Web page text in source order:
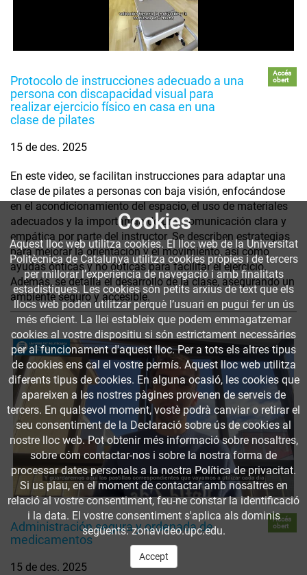
Protocolo de instrucciones adecuado a una
persona con discapacidad visual para
realizar ejercicio físico en casa en una
clase de pilates
Accés
obert
15 de des. 2025
En este video, se facilitan instrucciones para adaptar una
clase de pilates a personas con baja visión, enfocándose
en el acondicionamiento del espacio, el uso de materiales
adecuados y la importancia de una comunicación clara y
empática por parte del instructor. Se describen estrategias
para mejorar la orientación y el movimiento, así como
ayudas ópticas y no ópticas para facilitar el ejercicio.
Además, se detalla el desarrollo de la clase, asegurando un
ambiente seguro y accesible.
Administración segura y ordenada de
medicamentos
Accés
obert
15 de des. 2025
Cookies
Aquest lloc web utilitza cookies. El lloc web de la Universitat
Politècnica de Catalunya utilitza cookies pròpies i de tercers
per millorar l’experiència de navegació i amb finalitats
estadístiques. Les cookies són petits arxius de text que els
llocs web poden utilitzar perquè l’usuari en pugui fer un ús
més eficient. La llei estableix que podem emmagatzemar
cookies al vostre dispositiu si són estrictament necessàries
per al funcionament d'aquest lloc. Per a tots els altres tipus
de cookies ens cal el vostre permís. Aquest lloc web utilitza
diferents tipus de cookies. En alguna ocasió, les cookies que
apareixen a les nostres pàgines provenen de serveis de
tercers. En qualsevol moment, vostè podrà canviar o retirar el
seu consentiment de la Declaració sobre ús de cookies al
nostre lloc web. Pot obtenir més informació sobre nosaltres,
sobre cóm contactar-nos i sobre la nostra forma de
processar dates personals a la nostra Política de privacitat.
Si us plau, en el moment de contactar amb nosaltres en
relació al vostre consentiment, feu-ne constar la identificació
i la data. El vostre consentiment s'aplica als dominis
següents: zonavideo.upc.edu.
Accept